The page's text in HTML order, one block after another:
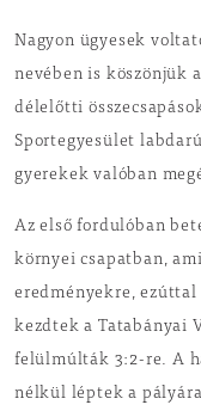
Nagyon ügyesek
nevében is köszönjük
délelőtti
Sportegyesület
gyerekek valóban
Az első fordulóban
környei csapatban,
eredményekre, ezúttal
kezdtek a Tatabányai
felülmúlták 3:2-re. A
nélkül léptek a